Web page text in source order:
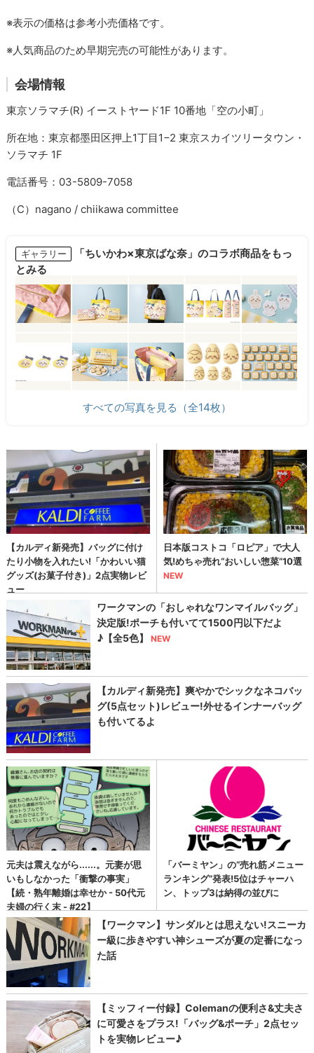
※表示の価格は参考小売価格です。
※人気商品のため早期完売の可能性があります。
会場情報
東京ソラマチ(R) イーストヤード1F 10番地「空の小町」
所在地：東京都墨田区押上1丁目1−2 東京スカイツリータウン・
ソラマチ 1F
電話番号：03-5809-7058
（C）nagano / chiikawa committee
ギャラリー
「ちいかわ×東京ばな奈」のコラボ商品をもっ
とみる
すべての写真を見る（全14枚）